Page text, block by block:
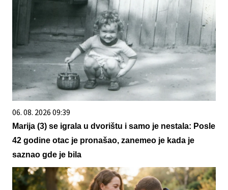
06. 08. 2026 09:39
Marija (3) se igrala u dvorištu i samo je nestala: Posle
42 godine otac je pronašao, zanemeo je kada je
saznao gde je bila